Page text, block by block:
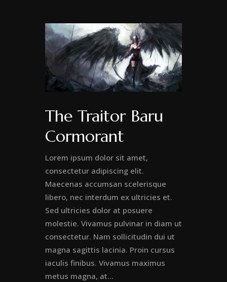
The Traitor Baru
Cormorant
Lorem ipsum dolor sit amet,
consectetur adipiscing elit.
Maecenas accumsan scelerisque
libero, nec interdum ex ultricies et.
Sed ultricies dolor at posuere
molestie. Vivamus pulvinar in diam ut
consectetur. Nam sollicitudin dui ut
magna sagittis lacinia. Proin cursus
iaculis finibus. Vivamus maximus
metus magna, at...